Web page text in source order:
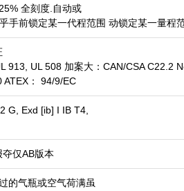
全刻度.自动或
手前锁定某一代程范围 动锁定某一量程
913, UL 508 加案大：CAN/CSA C22.2
ATEX： 94/9/EC
G, Exd [ib] I IB T4,
仅AB版本
的气瓶或空气荷满虽